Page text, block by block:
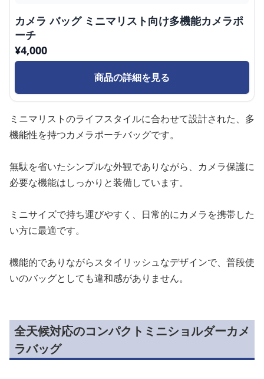
カメラ バッグ ミニマリスト向け多機能カメラポ
ーチ
¥4,000
商品の詳細を見る
ミニマリストのライフスタイルに合わせて設計された、多
機能性を持つカメラポーチバッグです。
無駄を省いたシンプルな外観でありながら、カメラ保護に
必要な機能はしっかりと装備しています。
ミニサイズで持ち運びやすく、日常的にカメラを携帯した
い方に最適です。
機能的でありながらスタイリッシュなデザインで、普段使
いのバッグとしても違和感がありません。
全天候対応のコンパクトミニショルダーカメ
ラバッグ